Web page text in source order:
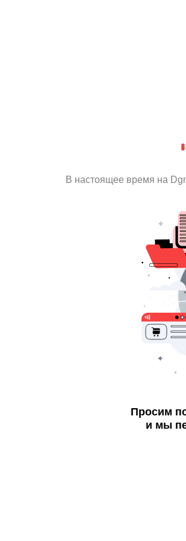
В настоящее время на
Просим
и мы